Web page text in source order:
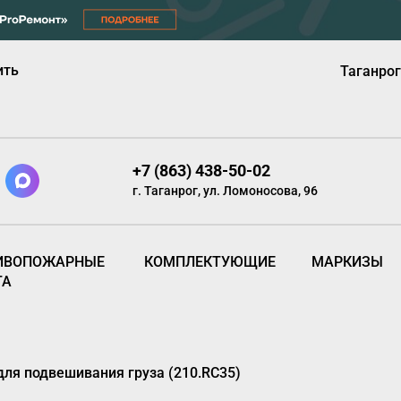
Таганрог
+7 (863) 438-50-02
г. Таганрог, ул. Ломоносова, 96
КОМПЛЕКТУЮЩИЕ МАРКИЗЫ
подвешивания груза (210.RC35)